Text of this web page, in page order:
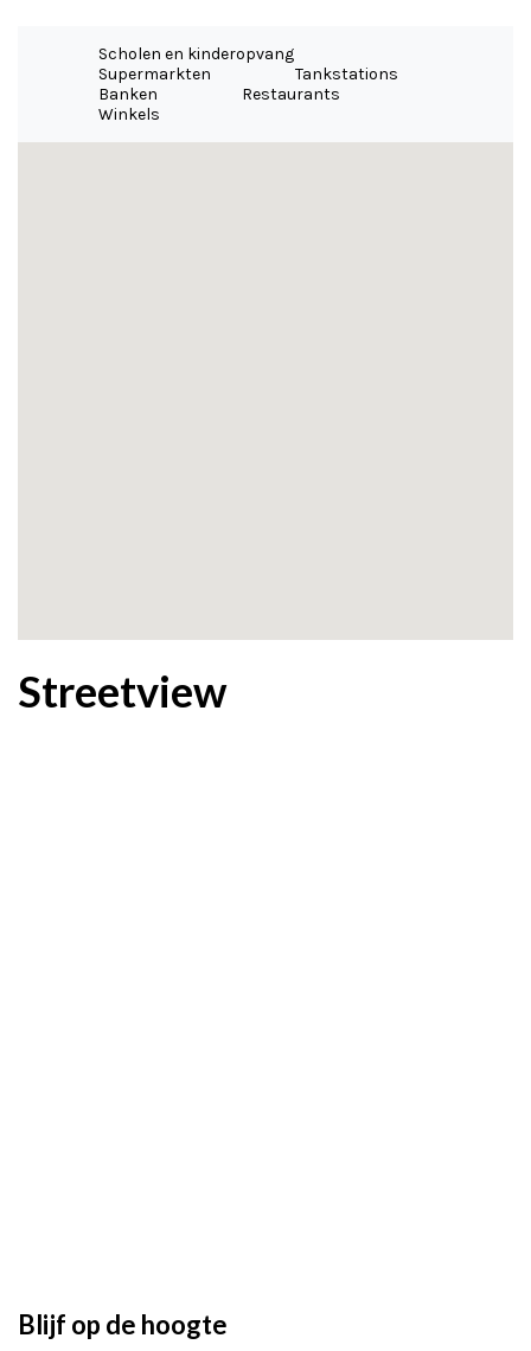
Scholen en kinderopvang
Supermarkten
Tankstations
Banken
Restaurants
Winkels
Streetview
Blijf op de hoogte